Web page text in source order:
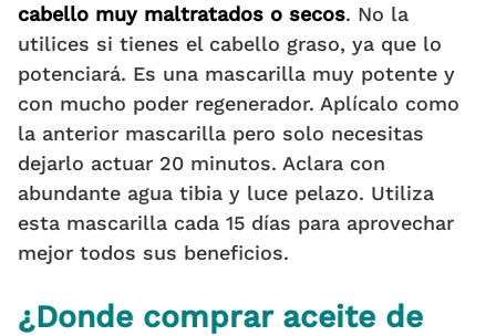
cabello muy maltratados o secos. No la
utilices si tienes el cabello graso, ya que lo
potenciará. Es una mascarilla muy potente y
con mucho poder regenerador. Aplícalo como
la anterior mascarilla pero solo necesitas
dejarlo actuar 20 minutos. Aclara con
abundante agua tibia y luce pelazo. Utiliza
esta mascarilla cada 15 días para aprovechar
mejor todos sus beneficios.
¿Donde comprar aceite de